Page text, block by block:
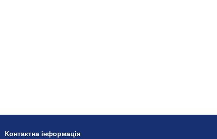
Контактна інформація